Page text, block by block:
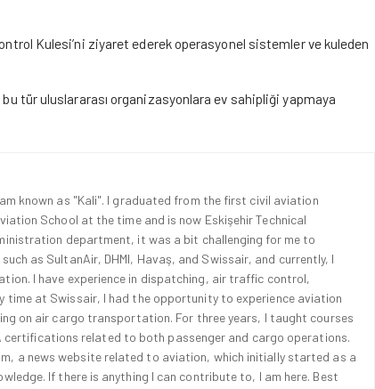
Kulesi’ni ziyaret ederek operasyonel sistemler ve kuleden
tür uluslararası organizasyonlara ev sahipliği yapmaya
am known as "Kali". I graduated from the first civil aviation
School at the time and is now Eskişehir Technical
department, it was a bit challenging for me to
as SultanAir, DHMI, Havaş, and Swissair, and currently, I
I have experience in dispatching, air traffic control,
time at Swissair, I had the opportunity to experience aviation
on air cargo transportation. For three years, I taught courses
certifications related to both passenger and cargo operations.
a news website related to aviation, which initially started as a
If there is anything I can contribute to, I am here. Best